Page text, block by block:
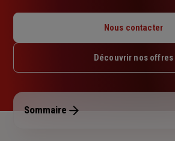
Mardi : 09h – 12h / 14h – 18h
Jeudi : 09h – 12h / 14h – 18h
Dimanche : Fermé
Nous contacter
Découvrir nos offres
Sommaire